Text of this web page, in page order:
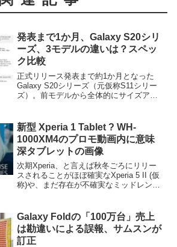
発表まで1か月、Galaxy S20シリ
ーズ、3モデルの違いは？スペッ
ク比較
正式リリース発表まで約1か月となった
Galaxy S20シリーズ（元仮称S11シリー
ズ）。前モデルから全体的にサイズアッ
なるラインナッ...
新型 Xperia 1 Tablet ? WH-
1000XM4のプロモ動画内に意味
深タブレットの画像
次期Xperia、と言えば秋冬ごろにリリー
スされることがほぼ確実なXperia 5 II (仮
称)や、まだ存在が不確実なミッドレンジ
1000XM4...
Galaxy Foldの「100万台」売上
は勘違いによる誤報、サムスンが
訂正